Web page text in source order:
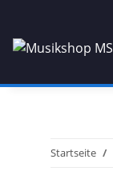
Startseite